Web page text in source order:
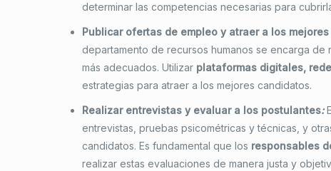
determinar las competencias necesarias para
Publicar ofertas de empleo y atraer a los
departamento de recursos humanos se encarga
más adecuados. Utilizar plataformas digitales,
estrategias para atraer a los mejores candidatos.
Realizar entrevistas y evaluar a los postulantes:
entrevistas, pruebas psicométricas y técnicas, y
candidatos. Es fundamental que los responsables
realizar estas evaluaciones de manera justa y